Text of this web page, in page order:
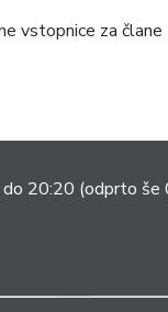
vstopnice za
do 20:20 (odprto še